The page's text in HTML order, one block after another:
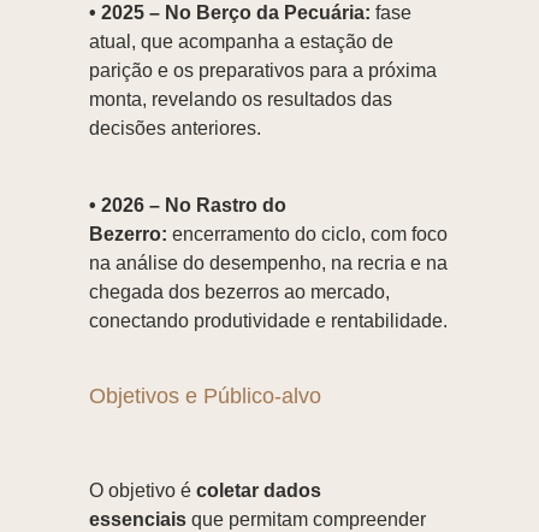
• 2025 – No Berço da Pecuária: fase
atual, que acompanha a estação de
parição e os preparativos para a próxima
monta, revelando os resultados das
decisões anteriores.
• 2026 – No Rastro do
Bezerro: encerramento do ciclo, com foco
na análise do desempenho, na recria e na
chegada dos bezerros ao mercado,
conectando produtividade e rentabilidade.
Objetivos e Público-alvo
O objetivo é coletar dados
essenciais que permitam compreender